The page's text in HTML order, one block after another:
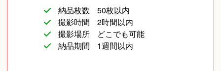
納品枚数
50枚以内
撮影時間
2時間以内
撮影場所
どこでも可能
納品期間
1週間以内